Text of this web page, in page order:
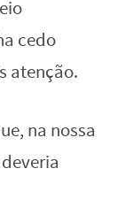
cedo
atenção.
na nossa